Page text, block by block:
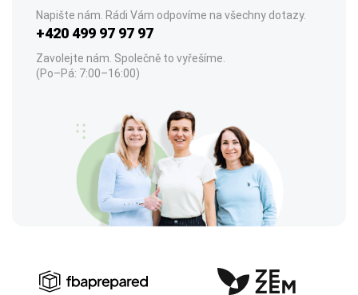
Napište nám. Rádi Vám odpovíme na všechny dotazy.
+420 499 97 97 97
Zavolejte nám. Společně to vyřešíme.
(Po–Pá: 7:00–16:00)